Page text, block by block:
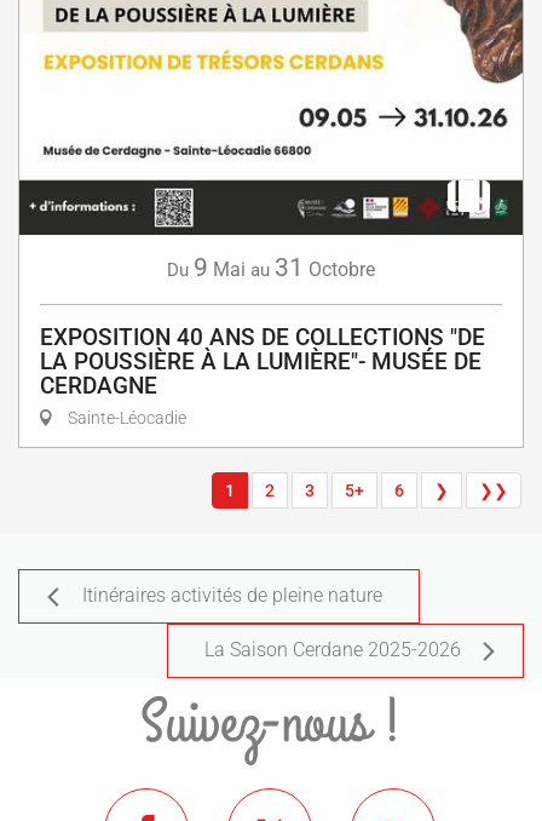
Du 9 Mai au 31 Octobre
EXPOSITION 40 ANS DE COLLECTIONS "DE
LA POUSSIÈRE À LA LUMIÈRE"- MUSÉE DE
CERDAGNE
Sainte-Léocadie
1 2 3 5+ 6 ❯ ❯❯
Itinéraires activités de pleine nature
La Saison Cerdane 2025-2026
Suivez-nous !